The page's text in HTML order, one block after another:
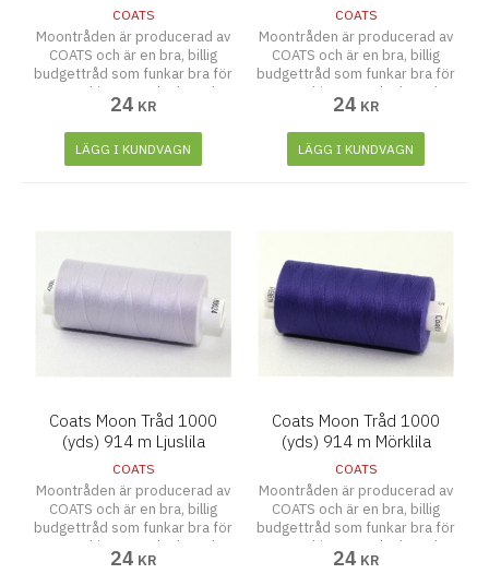
COATS
Moontråden är producerad av
COATS och är en bra, billig
budgettråd som funkar bra för
symaskiner, overlocks och
även att sy för hand.
24 KR
LÄGG I KUNDVAGN
COATS
Moontråden är producerad av
COATS och är en bra, billig
budgettråd som funkar bra för
symaskiner, overlocks och
även att sy för hand.
24 KR
LÄGG I KUNDVAGN
Coats Moon Tråd 1000
(yds) 914 m Ljuslila
COATS
Moontråden är producerad av
COATS och är en bra, billig
budgettråd som funkar bra för
symaskiner, overlocks och
även att sy för hand.
24 KR
Coats Moon Tråd 1000
(yds) 914 m Mörklila
COATS
Moontråden är producerad av
COATS och är en bra, billig
budgettråd som funkar bra för
symaskiner, overlocks och
även att sy för hand.
24 KR